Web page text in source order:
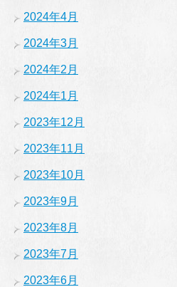
2024年4月
2024年3月
2024年2月
2024年1月
2023年12月
2023年11月
2023年10月
2023年9月
2023年8月
2023年7月
2023年6月